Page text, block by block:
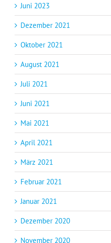
Juni 2023
Dezember 2021
Oktober 2021
August 2021
Juli 2021
Juni 2021
Mai 2021
April 2021
März 2021
Februar 2021
Januar 2021
Dezember 2020
November 2020